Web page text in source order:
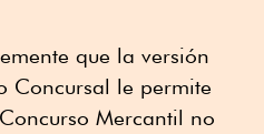
que la versión
Concursal le permite
Mercantil no